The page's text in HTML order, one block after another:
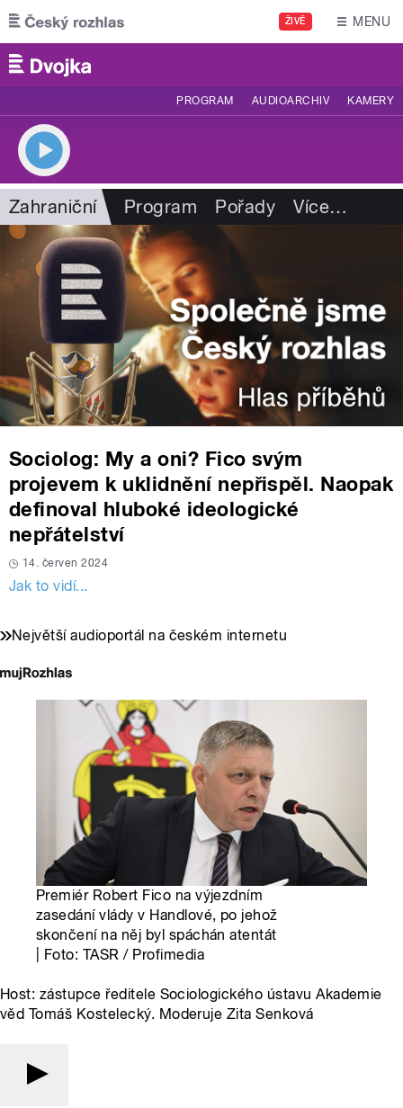
Přejít k hlavnímu obsahu
ŽIVĚ MENU
PROGRAM AUDIOARCHIV KAMERY
Zahraniční Program Pořady Více…
Sociolog: My a oni? Fico svým
projevem k uklidnění nepřispěl. Naopak
definoval hluboké ideologické
nepřátelství
14. červen 2024
Jak to vidí...
Největší audioportál na českém internetu
Premiér Robert Fico na výjezdním
zasedání vlády v Handlové, po jehož
skončení na něj byl spáchán atentát
| Foto: TASR / Profimedia
Host: zástupce ředitele Sociologického ústavu Akademie
věd Tomáš Kostelecký. Moderuje Zita Senková